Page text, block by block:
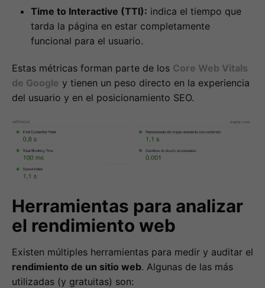
Time to Interactive (TTI): indica el tiempo que
tarda la página en estar completamente
funcional para el usuario.
Estas métricas forman parte de los Core Web Vitals
de Google y tienen un peso directo en la experiencia
del usuario y en el posicionamiento SEO.
Herramientas para analizar
el rendimiento web
Existen múltiples herramientas para medir y auditar el
rendimiento de un sitio web. Algunas de las más
utilizadas (y gratuitas) son: